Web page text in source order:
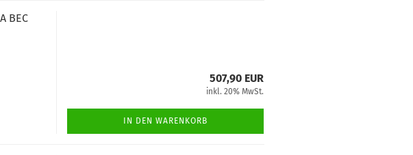
BEC
507,90 EUR
inkl. 20% MwSt.
IN DEN WARENKORB